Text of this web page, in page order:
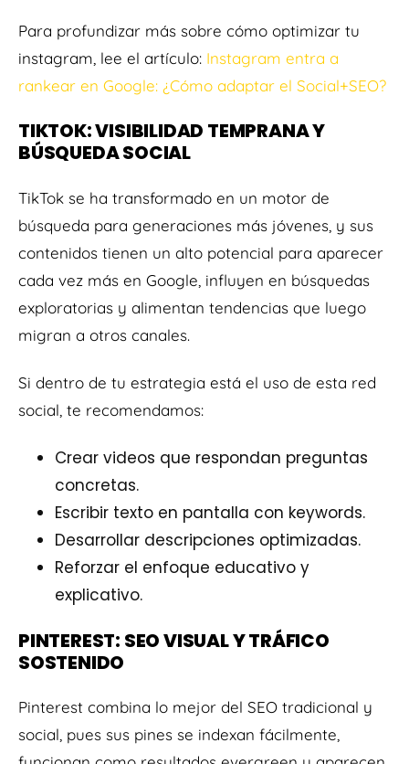
Para profundizar más sobre cómo optimizar tu
instagram, lee el artículo: Instagram entra a
rankear en Google: ¿Cómo adaptar el Social+SEO?
TIKTOK: VISIBILIDAD TEMPRANA Y
BÚSQUEDA SOCIAL
TikTok se ha transformado en un motor de
búsqueda para generaciones más jóvenes, y sus
contenidos tienen un alto potencial para aparecer
cada vez más en Google, influyen en búsquedas
exploratorias y alimentan tendencias que luego
migran a otros canales.
Si dentro de tu estrategia está el uso de esta red
social, te recomendamos:
Crear videos que respondan preguntas
concretas.
Escribir texto en pantalla con keywords.
Desarrollar descripciones optimizadas.
Reforzar el enfoque educativo y
explicativo.
PINTEREST: SEO VISUAL Y TRÁFICO
SOSTENIDO
Pinterest combina lo mejor del SEO tradicional y
social, pues sus pines se indexan fácilmente,